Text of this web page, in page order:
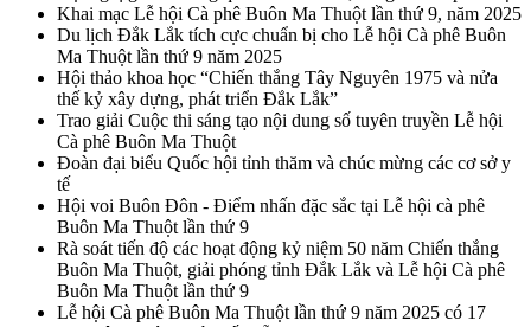
Khai mạc Lễ hội Cà phê Buôn Ma Thuột lần thứ 9, năm 2025
Du lịch Đắk Lắk tích cực chuẩn bị cho Lễ hội Cà phê Buôn
Ma Thuột lần thứ 9 năm 2025
Hội thảo khoa học “Chiến thắng Tây Nguyên 1975 và nửa
thế kỷ xây dựng, phát triển Đắk Lắk”
Trao giải Cuộc thi sáng tạo nội dung số tuyên truyền Lễ hội
Cà phê Buôn Ma Thuột
Đoàn đại biểu Quốc hội tỉnh thăm và chúc mừng các cơ sở y
tế
Hội voi Buôn Đôn - Điểm nhấn đặc sắc tại Lễ hội cà phê
Buôn Ma Thuột lần thứ 9
Rà soát tiến độ các hoạt động kỷ niệm 50 năm Chiến thắng
Buôn Ma Thuột, giải phóng tỉnh Đắk Lắk và Lễ hội Cà phê
Buôn Ma Thuột lần thứ 9
Lễ hội Cà phê Buôn Ma Thuột lần thứ 9 năm 2025 có 17